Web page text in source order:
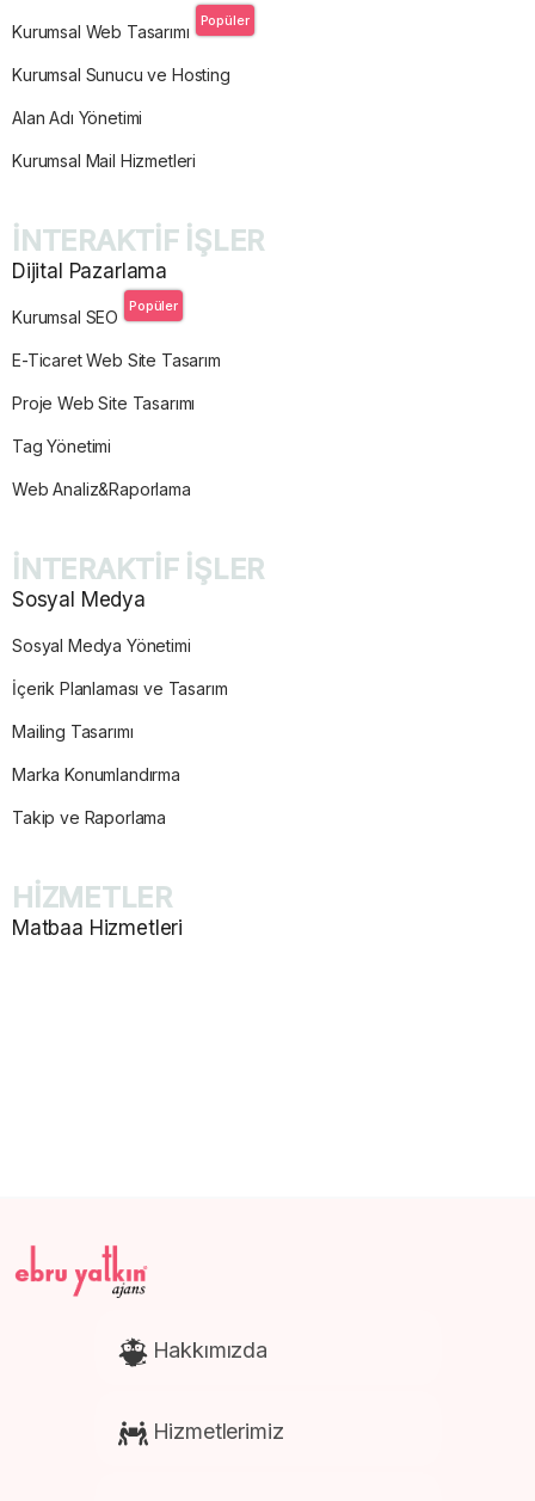
Kurumsal Web Tasarımı
Popüler
Kurumsal Sunucu ve Hosting
Alan Adı Yönetimi
Kurumsal Mail Hizmetleri
İNTERAKTİF İŞLER
Dijital Pazarlama
Kurumsal SEO
Popüler
E-Ticaret Web Site Tasarım
Proje Web Site Tasarımı
Tag Yönetimi
Web Analiz&Raporlama
İNTERAKTİF İŞLER
Sosyal Medya
Sosyal Medya Yönetimi
İçerik Planlaması ve Tasarım
Mailing Tasarımı
Marka Konumlandırma
Takip ve Raporlama
HİZMETLER
Matbaa Hizmetleri
Hakkımızda
Hizmetlerimiz